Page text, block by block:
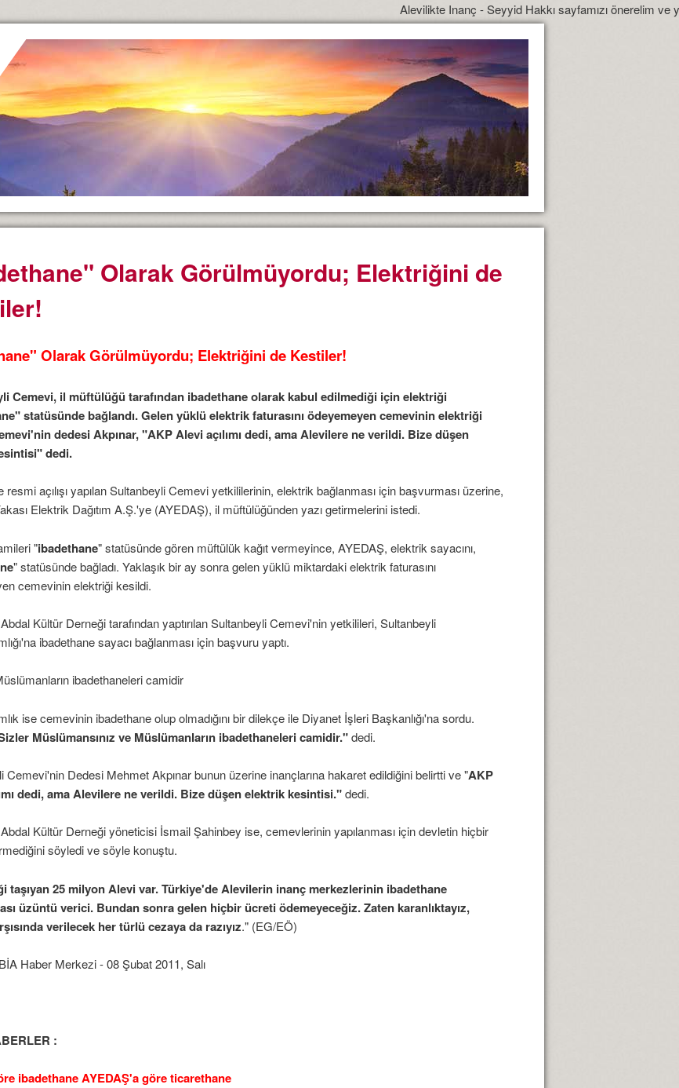
Alevilikte Inanç - Seyyid Hakkı sayfamızı önerelim ve
ayı
prim vermeyelim
sevk edilmeli
Olarak Görülmüyordu; Elektriğini de
Olarak Görülmüyordu; Elektriğini de Kestiler!
Cemevi, il müftülüğü tarafından ibadethane olarak kabul edilmediği için elektriği
statüsünde bağlandı. Gelen yüklü elektrik faturasını ödeyemeyen cemevinin elektriği
dedesi Akpınar, "AKP Alevi açılımı dedi, ama Alevilere ne verildi. Bize düşen
dedi.
resmi açılışı yapılan Sultanbeyli Cemevi yetkililerinin, elektrik bağlanması için başvurması üzerine,
Elektrik Dağıtım A.Ş.'ye (AYEDAŞ), il müftülüğünden yazı getirmelerini istedi.
"ibadethane" statüsünde gören müftülük kağıt vermeyince, AYEDAŞ, elektrik sayacını,
" statüsünde bağladı. Yaklaşık bir ay sonra gelen yüklü miktardaki elektrik faturasını
cemevinin elektriği kesildi.
Kültür Derneği tarafından yaptırılan Sultanbeyli Cemevi'nin yetkilileri, Sultanbeyli
ibadethane sayacı bağlanması için başvuru yaptı.
ibadethaneleri camidir
ise cemevinin ibadethane olup olmadığını bir dilekçe ile Diyanet İşleri Başkanlığı'na sordu.
Müslümansınız ve Müslümanların ibadethaneleri camidir."dedi.
Cemevi'nin Dedesi Mehmet Akpınar bunun üzerine inançlarına hakaret edildiğini belirtti ve "AKP
dedi, ama Alevilere ne verildi. Bize düşen elektrik kesintisi."dedi.
Kültür Derneği yöneticisi İsmail Şahinbey ise, cemevlerinin yapılanması için devletin hiçbir
söyledi ve söyle konuştu.
taşıyan 25 milyon Alevi var. Türkiye'de Alevilerin inanç merkezlerinin ibadethane
üzüntü verici. Bundan sonra gelen hiçbir ücreti ödemeyeceğiz. Zaten karanlıktayız,
verilecek her türlü cezaya da razıyız." (EG/EÖ)
Haber Merkezi - 08 Şubat 2011, Salı
:
ibadethane AYEDAŞ'a göre ticarethane